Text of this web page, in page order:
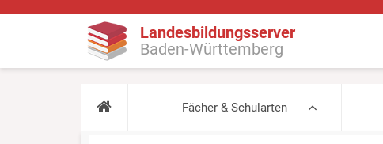
Landesbildungsserver
Baden-Württemberg
Fächer & Schularten